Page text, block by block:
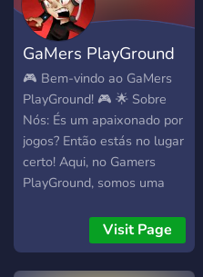
GaMers PlayGround
🎮 Bem-vindo ao GaMers
PlayGround! 🎮 🌟 Sobre
Nós: És um apaixonado por
jogos? Então estás no lugar
certo! Aqui, no Gamers
PlayGround, somos uma
gamers que adoram se
divertir, competir e
compartilhar experiências
Visit Page